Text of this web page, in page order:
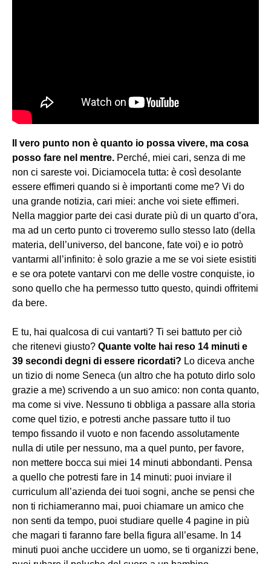
Il vero punto non è quanto io possa vivere, ma cosa
posso fare nel mentre. Perché, miei cari, senza di me
non ci sareste voi. Diciamocela tutta: è così desolante
essere effimeri quando si è importanti come me? Vi do
una grande notizia, cari miei: anche voi siete effimeri.
Nella maggior parte dei casi durate più di un quarto d’ora,
ma ad un certo punto ci troveremo sullo stesso lato (della
materia, dell’universo, del bancone, fate voi) e io potrò
vantarmi all’infinito: è solo grazie a me se voi siete esistiti
e se ora potete vantarvi con me delle vostre conquiste, io
sono quello che ha permesso tutto questo, quindi offritemi
da bere.
E tu, hai qualcosa di cui vantarti? Ti sei battuto per ciò
che ritenevi giusto? Quante volte hai reso 14 minuti e
39 secondi degni di essere ricordati? Lo diceva anche
un tizio di nome Seneca (un altro che ha potuto dirlo solo
grazie a me) scrivendo a un suo amico: non conta quanto,
ma come si vive. Nessuno ti obbliga a passare alla storia
come quel tizio, e potresti anche passare tutto il tuo
tempo fissando il vuoto e non facendo assolutamente
nulla di utile per nessuno, ma a quel punto, per favore,
non mettere bocca sui miei 14 minuti abbondanti. Pensa
a quello che potresti fare in 14 minuti: puoi inviare il
curriculum all’azienda dei tuoi sogni, anche se pensi che
non ti richiameranno mai, puoi chiamare un amico che
non senti da tempo, puoi studiare quelle 4 pagine in più
che magari ti faranno fare bella figura all’esame. In 14
minuti puoi anche uccidere un uomo, se ti organizzi bene,